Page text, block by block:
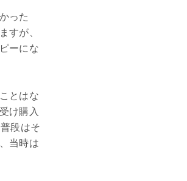
った
すが、
ーにな
とはな
け購入
段はそ
当時は